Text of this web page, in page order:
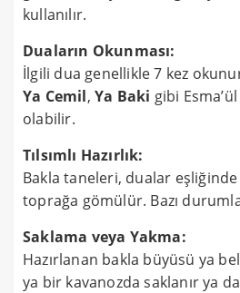
kullanılır.
Duaların Okunması:
İlgili dua genellikle 7 kez
Ya Cemil,Ya Baki gibi
olabilir.
Tılsımlı Hazırlık:
Bakla taneleri, dualar eşliğinde
toprağa gömülür. Bazı
Saklama veya Yakma:
Hazırlanan bakla büyüsü ya
ya bir kavanozda saklanır ya